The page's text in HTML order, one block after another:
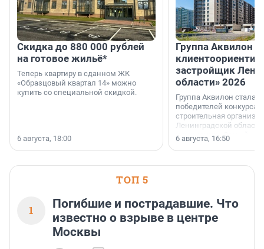
Скидка до 880 000 рублей
на готовое жильё*
Теперь квартиру в сданном ЖК
«Образцовый квартал 14» можно
купить со специальной скидкой.
6 августа, 18:00
Группа Аквилон
застройщик
области» 2026
Группа Аквилон стала
победителей конкурса
строительная
Ленинградской области
номинации «Самый
застройщик
области».
6 августа, 16:50
ТОП 5
1
Погибшие и пострадавшие. Что
известно о взрыве в центре
Москвы